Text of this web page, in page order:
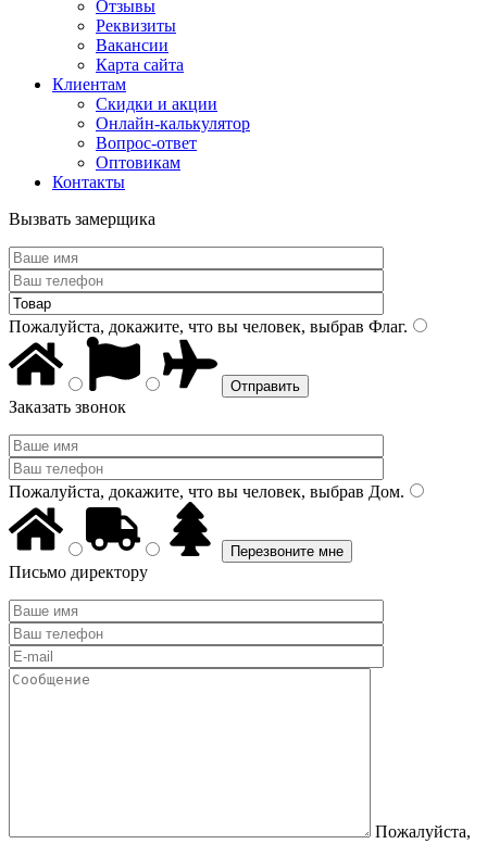
Отзывы
Реквизиты
Вакансии
Карта сайта
Клиентам
Скидки и акции
Онлайн-калькулятор
Вопрос-ответ
Оптовикам
Контакты
Вызвать замерщика
Пожалуйста, докажите, что вы человек, выбрав Флаг.
Заказать звонок
Пожалуйста, докажите, что вы человек, выбрав Дом.
Письмо директору
Пожалуйста,